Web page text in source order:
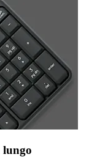
lungo